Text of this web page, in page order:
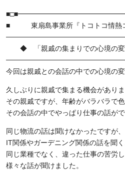
■ 東扇島事業所『トコトコ情熱コ
◆ 「親戚の集まりでの心境の
今回は親戚との会話の中での心境の
久しぶりに親戚で集まる機会がありま
その親戚ですが、年齢がバラバラで
その会話の中でやっぱり仕事の話が
同じ物流の話は聞けなかったですが、
IT関係やガーデニング関係の話を聞く
同じ業種でなく、違った仕事の苦労し
様々な話が聞けました。